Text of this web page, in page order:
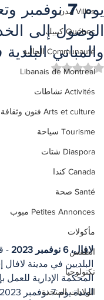
Villes مدن
Québec كيبيك
Communauté الجالية
Libanais de Montreal
Activités نشاطات
Arts et culture فنون وثقافة
Tourisme سياحة
Diaspora شتات
Canada كندا
Santé صحة
Petites Annonces مبوب
مأكولات
الطقس
تكنولوجيا
الولايات المتحدة
يوم 7 نوفمبر
الوصول إلى
والمباني
تم التقييم بـ ليس رقمًا من
لافال، 6 نوفمبر 2023
-
البلديين في مدينة لافال
المحكمة الإدارية